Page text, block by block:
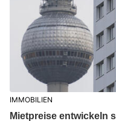
IMMOBILIEN
Mietpreise entwickeln